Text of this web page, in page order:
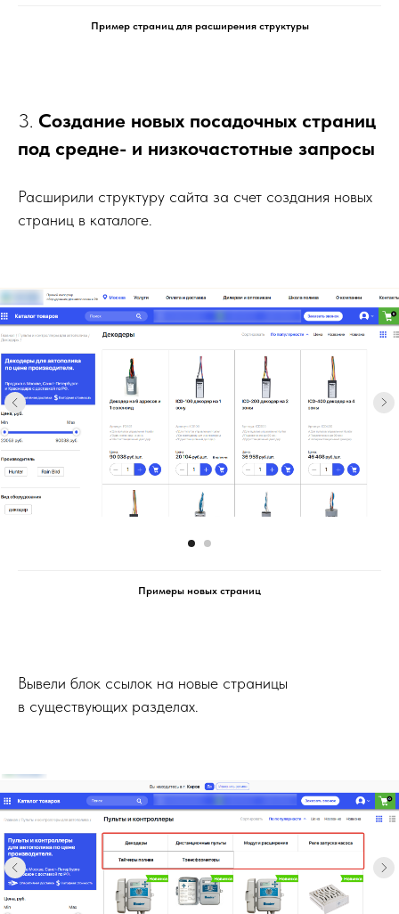
Пример страниц для расширения структуры
3. Создание новых посадочных страниц
под средне- и низкочастотные запросы
Расширили структуру сайта за счет создания новых
страниц в каталоге.
Примеры новых страниц
Вывели блок ссылок на новые страницы
в существующих разделах.